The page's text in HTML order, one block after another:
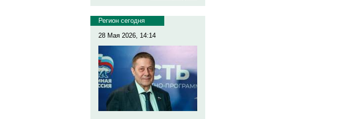
Регион сегодня
28 Мая 2026, 14:14